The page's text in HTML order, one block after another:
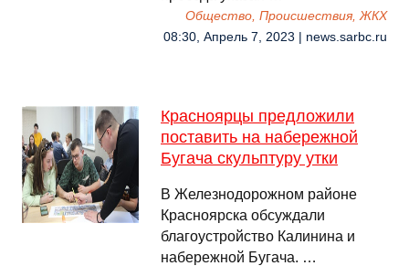
Общество, Происшествия, ЖКХ
08:30, Апрель 7, 2023 | news.sarbc.ru
Красноярцы предложили
поставить на набережной
Бугача скульптуру утки
В Железнодорожном районе
Красноярска обсуждали
благоустройство Калинина и
набережной Бугача. …